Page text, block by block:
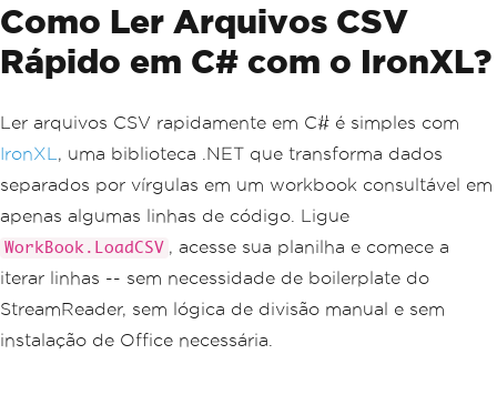
Como Ler Arquivos CSV
Rápido em C# com o IronXL?
Ler arquivos CSV rapidamente em C# é simples com
IronXL , uma biblioteca .NET que transforma dados
separados por vírgulas em um workbook consultável em
apenas algumas linhas de código. Ligue
WorkBook.LoadCSV , acesse sua planilha e comece a
iterar linhas -- sem necessidade de boilerplate do
StreamReader, sem lógica de divisão manual e sem
instalação de Office necessária.